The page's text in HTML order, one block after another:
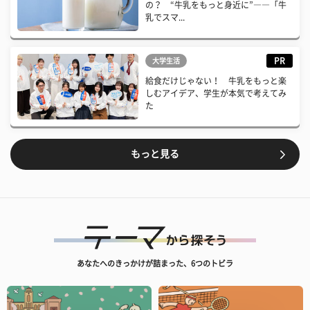
の？ “牛乳をもっと身近に”――「牛
乳でスマ...
大学生活 PR
給食だけじゃない！ 牛乳をもっと楽
しむアイデア、学生が本気で考えてみ
た
もっと見る
あなたへのきっかけが詰まった、6つのトビラ